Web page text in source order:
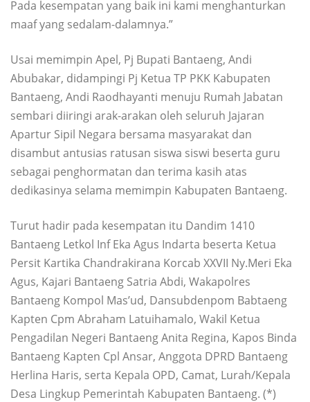
Pada kesempatan yang baik ini kami menghanturkan
maaf yang sedalam-dalamnya.”
Usai memimpin Apel, Pj Bupati Bantaeng, Andi
Abubakar, didampingi Pj Ketua TP PKK Kabupaten
Bantaeng, Andi Raodhayanti menuju Rumah Jabatan
sembari diiringi arak-arakan oleh seluruh Jajaran
Apartur Sipil Negara bersama masyarakat dan
disambut antusias ratusan siswa siswi beserta guru
sebagai penghormatan dan terima kasih atas
dedikasinya selama memimpin Kabupaten Bantaeng.
Turut hadir pada kesempatan itu Dandim 1410
Bantaeng Letkol Inf Eka Agus Indarta beserta Ketua
Persit Kartika Chandrakirana Korcab XXVII Ny.Meri Eka
Agus, Kajari Bantaeng Satria Abdi, Wakapolres
Bantaeng Kompol Mas’ud, Dansubdenpom Babtaeng
Kapten Cpm Abraham Latuihamalo, Wakil Ketua
Pengadilan Negeri Bantaeng Anita Regina, Kapos Binda
Bantaeng Kapten Cpl Ansar, Anggota DPRD Bantaeng
Herlina Haris, serta Kepala OPD, Camat, Lurah/Kepala
Desa Lingkup Pemerintah Kabupaten Bantaeng. (*)